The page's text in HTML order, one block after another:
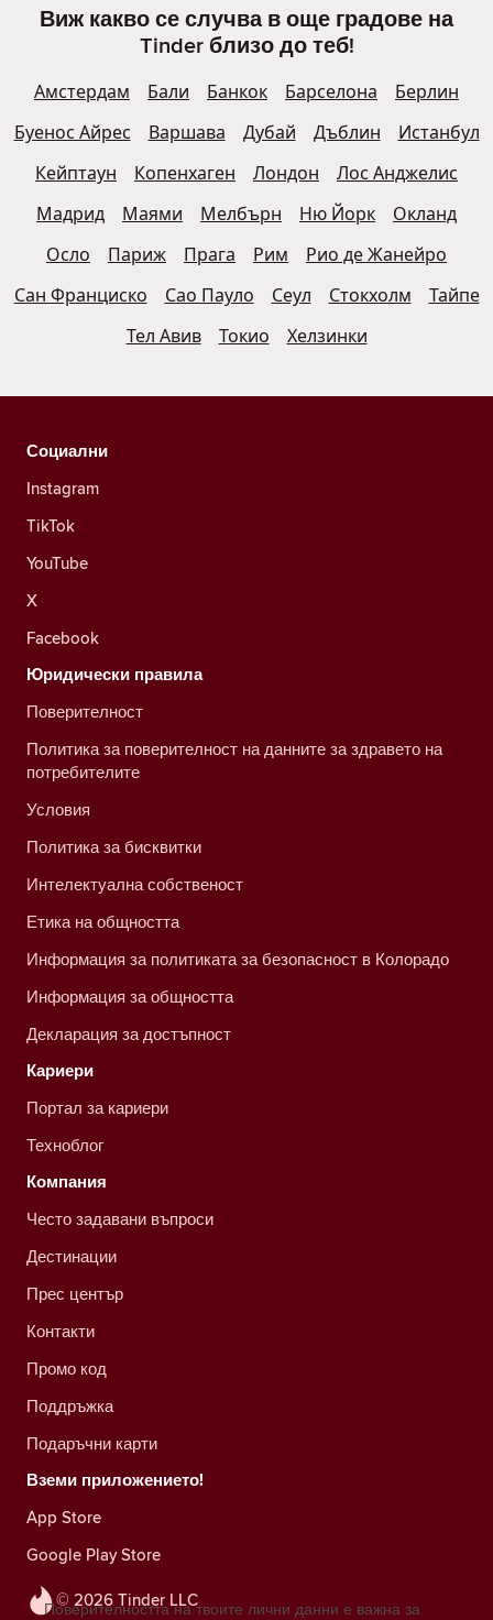
Виж какво се случва в още градове на
Tinder близо до теб!
Амстердам Бали Банкок Барселона
Берлин
Буенос Айрес
Варшава Дубай Дъблин
Истанбул
Кейптаун
Копенхаген Лондон
Лос Анджелис
Мадрид
Маями Мелбърн Ню Йорк
Окланд
Осло
Париж Прага Рим
Рио де Жанейро
Сан Франциско
Сао Пауло Сеул Стокхолм
Тайпе
Тел Авив
Токио Хелзинки
© 2026 Tinder LLC
Социални
Instagram
TikTok
YouTube
X
Facebook
Юридически правила
Поверителност
Политика за поверителност на данните за здравето на
потребителите
Условия
Политика за бисквитки
Интелектуална собственост
Етика на общността
Информация за политиката за безопасност в Колорадо
Информация за общността
Декларация за достъпност
Кариери
Портал за кариери
Техноблог
Компания
Често задавани въпроси
Дестинации
Прес център
Контакти
Промо код
Поддръжка
Подаръчни карти
Вземи приложението!
App Store
Google Play Store
Поверителността на твоите лични данни е важна за